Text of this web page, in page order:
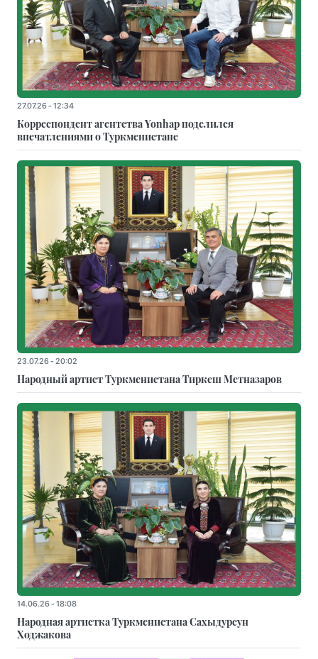
27.07.26 - 12:34
Корреспондент агентства Yonhap поделился
впечатлениями о Туркменистане
23.07.26 - 20:02
Народный артист Туркменистана Тиркеш Мeтназаров
14.06.26 - 18:08
Народная артистка Туркменистана Сахыдурсун
Ходжакова